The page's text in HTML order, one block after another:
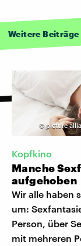
Weitere Beiträge
©picture
Kopfkino
Manche
aufgehoben
Wir alle haben
um:
Person, über
mit mehreren